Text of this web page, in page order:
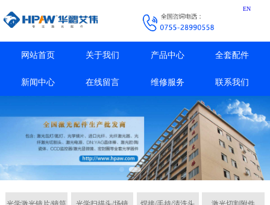
EN
网站首页 关于我们 产品中心 全套配件
新闻中心 在线留言 维修服务 联系我们